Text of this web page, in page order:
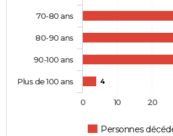
4
Personnes
70-80 ans
80-90 ans
90-100 ans
Plus de 100 ans
0 10 20